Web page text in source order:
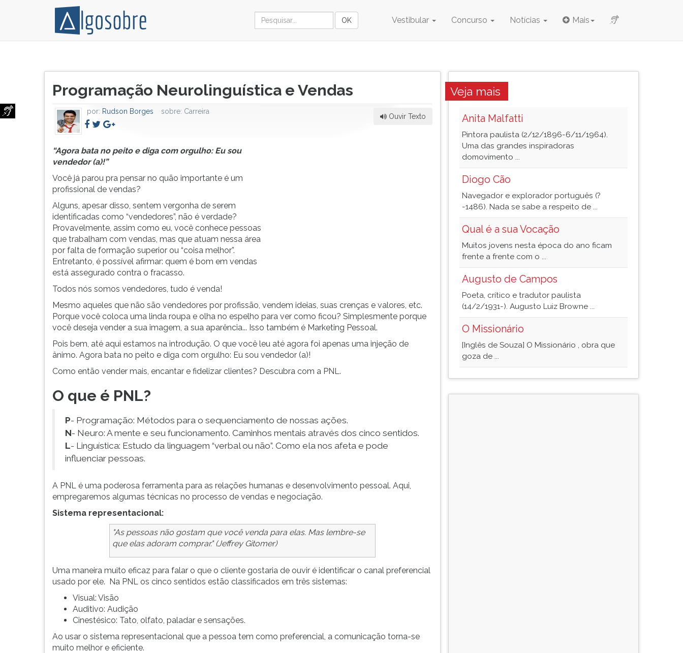
Vestibular Concurso Notícias Mais
e
diga
F
para
do
artigo:
Programação Neurolinguística e Vendas
Ouvir Texto
por: Rudson Borges sobre: Carreira
“Agora bata no peito e diga com orgulho: Eu sou
vendedor (a)!”
Você já parou pra pensar no quão importante é um
profissional de vendas?
Alguns, apesar disso, sentem vergonha de serem
identificadas como “vendedores”, não é verdade?
Provavelmente, assim como eu, você conhece pessoas
que trabalham com vendas, mas que atuam nessa área
por falta de formação superior ou “coisa melhor”.
Entretanto, é possível afirmar: quem é bom em vendas
está assegurado contra o fracasso.
Todos nós somos vendedores, tudo é venda!
Mesmo aqueles que não são vendedores por profissão, vendem ideias, suas crenças e valores, etc.
Porque você coloca uma linda roupa e olha no espelho para ver como ficou? Simplesmente porque
você deseja vender a sua imagem, a sua aparência... Isso também é Marketing Pessoal.
Pois bem, até aqui estamos na introdução. O que você leu até agora foi apenas uma injeção de
ânimo. Agora bata no peito e diga com orgulho: Eu sou vendedor (a)!
Como então vender mais, encantar e fidelizar clientes? Descubra com a PNL.
O que é PNL?
P- Programação: Métodos para o sequenciamento de nossas ações.
N- Neuro: A mente e seu funcionamento. Caminhos mentais através dos cinco sentidos.
L- Linguística: Estudo da linguagem “verbal ou não”. Como ela nos afeta e pode
influenciar pessoas.
A PNL é uma poderosa ferramenta para as relações humanas e desenvolvimento pessoal. Aqui,
empregaremos algumas técnicas no processo de vendas e negociação.
Sistema representacional:
"As pessoas não gostam que você venda para elas. Mas lembre-se
que elas adoram comprar." (Jeffrey Gitomer)
Uma maneira muito eficaz para falar o que o cliente gostaria de ouvir é identificar o canal preferencial
usado por ele. Na PNL os cinco sentidos estão classificados em três sistemas:
Visual: Visão
Auditivo: Audição
Cinestésico: Tato, olfato, paladar e sensações.
Ao usar o sistema representacional que a pessoa tem como preferencial, a comunicação torna-se
muito melhor e eficiente.
Veja mais
Anita Malfatti
Pintora paulista (2/12/1896-6/11/1964).
Uma das grandes inspiradoras
domovimento ...
Diogo Cão
Navegador e explorador português (?
-1486). Nada se sabe a respeito de ...
Qual é a sua Vocação
Muitos jovens nesta época do ano ficam
frente a frente com o ...
Augusto de Campos
Poeta, crítico e tradutor paulista
(14/2/1931-). Augusto Luiz Browne ...
O Missionário
[Inglês de Souza] O Missionário , obra que
goza de ...